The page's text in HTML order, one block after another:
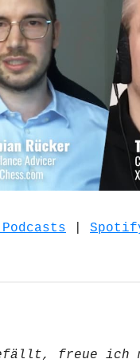
freue ich